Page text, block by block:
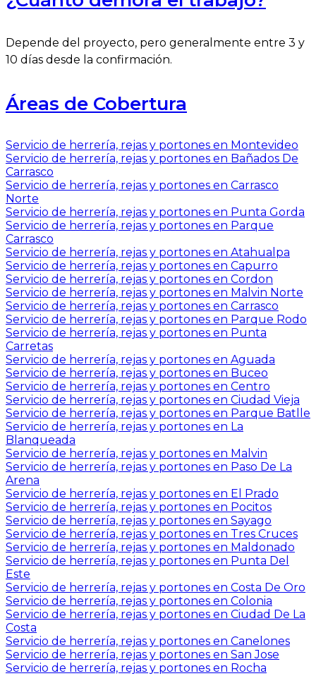
Depende del proyecto, pero generalmente entre 3 y
10 días desde la confirmación.
Áreas de Cobertura
Servicio de herrería, rejas y portones en Montevideo
Servicio de herrería, rejas y portones en Bañados De
Carrasco
Servicio de herrería, rejas y portones en Carrasco
Norte
Servicio de herrería, rejas y portones en Punta Gorda
Servicio de herrería, rejas y portones en Parque
Carrasco
Servicio de herrería, rejas y portones en Atahualpa
Servicio de herrería, rejas y portones en Capurro
Servicio de herrería, rejas y portones en Cordon
Servicio de herrería, rejas y portones en Malvin Norte
Servicio de herrería, rejas y portones en Carrasco
Servicio de herrería, rejas y portones en Parque Rodo
Servicio de herrería, rejas y portones en Punta
Carretas
Servicio de herrería, rejas y portones en Aguada
Servicio de herrería, rejas y portones en Buceo
Servicio de herrería, rejas y portones en Centro
Servicio de herrería, rejas y portones en Ciudad Vieja
Servicio de herrería, rejas y portones en Parque Batlle
Servicio de herrería, rejas y portones en La
Blanqueada
Servicio de herrería, rejas y portones en Malvin
Servicio de herrería, rejas y portones en Paso De La
Arena
Servicio de herrería, rejas y portones en El Prado
Servicio de herrería, rejas y portones en Pocitos
Servicio de herrería, rejas y portones en Sayago
Servicio de herrería, rejas y portones en Tres Cruces
Servicio de herrería, rejas y portones en Maldonado
Servicio de herrería, rejas y portones en Punta Del
Este
Servicio de herrería, rejas y portones en Costa De Oro
Servicio de herrería, rejas y portones en Colonia
Servicio de herrería, rejas y portones en Ciudad De La
Costa
Servicio de herrería, rejas y portones en Canelones
Servicio de herrería, rejas y portones en San Jose
Servicio de herrería, rejas y portones en Rocha